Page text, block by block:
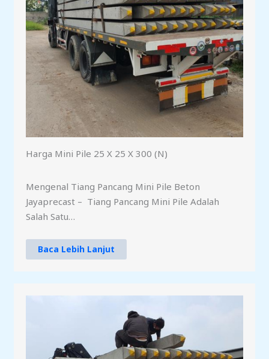
Harga Mini Pile 25 X 25 X 300 (N)
Mengenal Tiang Pancang Mini Pile Beton
Jayaprecast – Tiang Pancang Mini Pile Adalah
Salah Satu…
Baca Lebih Lanjut